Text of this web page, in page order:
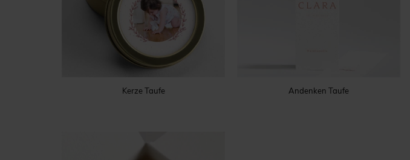
Kerze Taufe Andenken Taufe